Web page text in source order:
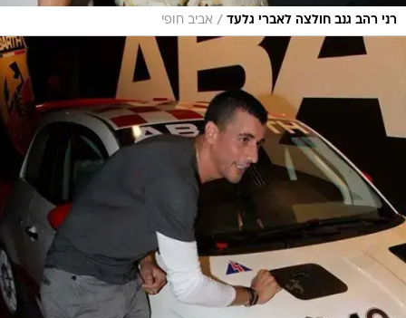
רני רהב גנב חולצה לאברי גלעד / אביב חופי